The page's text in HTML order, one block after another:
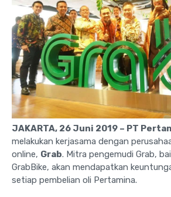
JAKARTA, 26 Juni 2019 – PT
melakukan kerjasama dengan
online, Grab. Mitra pengemudi Grab,
GrabBike, akan mendapatkan
setiap pembelian oli Pertamina.